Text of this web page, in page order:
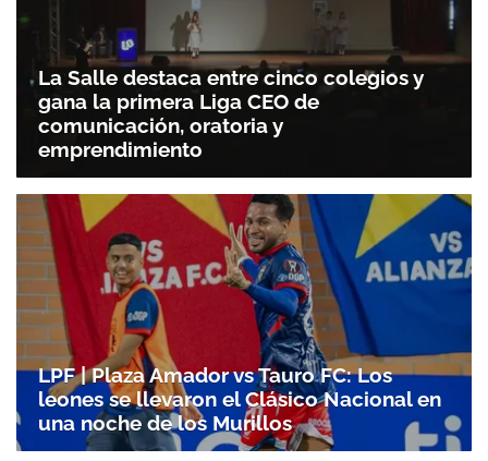
La Salle destaca entre cinco colegios y
gana la primera Liga CEO de
comunicación, oratoria y
emprendimiento
LPF | Plaza Amador vs Tauro FC: Los
leones se llevaron el Clásico Nacional en
una noche de los Murillos